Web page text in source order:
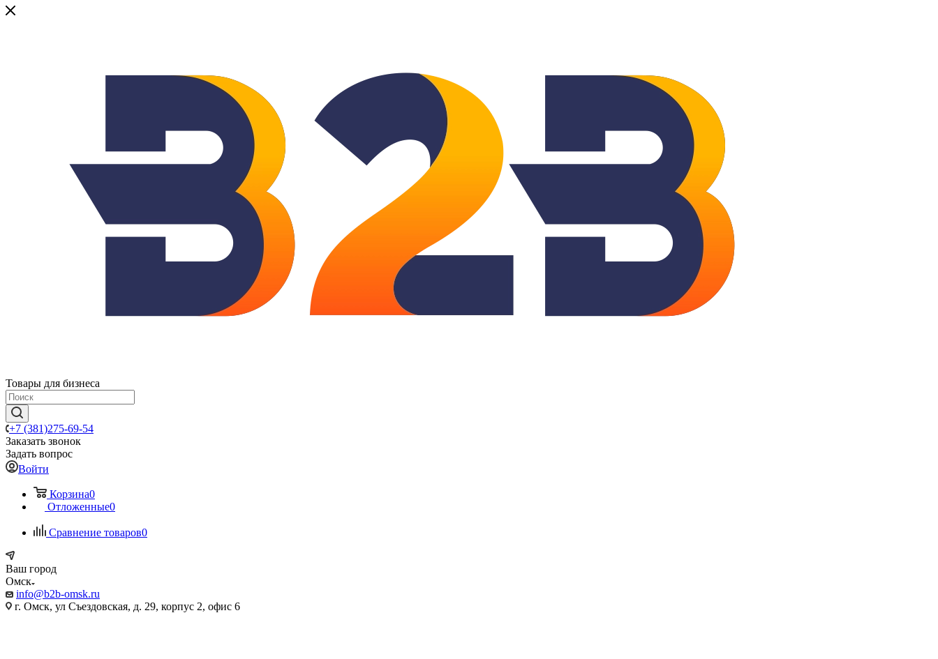
Товары для бизнеса
+7 (381)275-69-54
Заказать звонок
Задать вопрос
Войти
Корзина0
Отложенные0
Сравнение товаров0
Ваш город
Омск
info@b2b-omsk.ru
г. Омск, ул Съездовская, д. 29, корпус 2, офис 6